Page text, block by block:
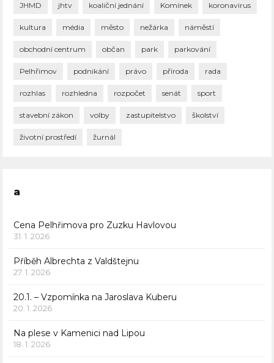
JHMD jhtv koaliční jednání Komínek koronavirus
kultura média město nežárka náměstí
obchodní centrum občan park parkování
Pelhřimov podnikání právo příroda rada
rozhlas rozhledna rozpočet senát sport
stavební zákon volby zastupitelstvo školství
životní prostředí žurnál
a
Cena Pelhřimova pro Zuzku Havlovou
31. 1. 2026
Příběh Albrechta z Valdštejnu
27. 1. 2026
20.1. – Vzpomínka na Jaroslava Kuberu
20. 1. 2026
Na plese v Kamenici nad Lipou
18. 1. 2026